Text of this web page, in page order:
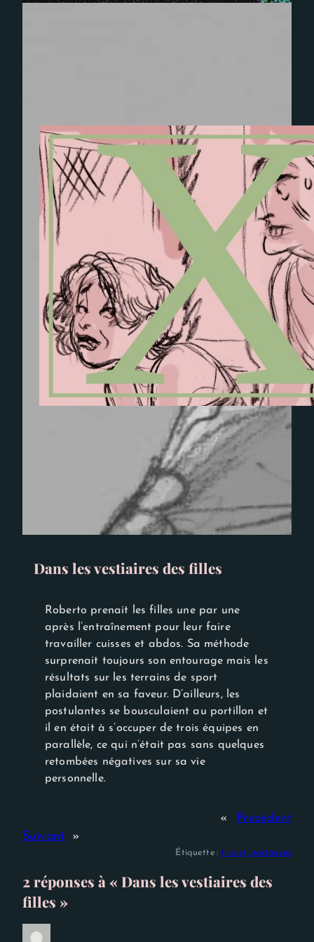
Dans les vestiaires des filles
Roberto prenait les filles une par une
après l’entraînement pour leur faire
travailler cuisses et abdos. Sa méthode
surprenait toujours son entourage mais les
résultats sur les terrains de sport
plaidaient en sa faveur. D’ailleurs, les
postulantes se bousculaient au portillon et
il en était à s’occuper de trois équipes en
parallèle, ce qui n’était pas sans quelques
retombées négatives sur sa vie
personnelle.
«
Précédent
Suivant
»
Étiquette :trio et partouzes
2 réponses à « Dans les vestiaires des
filles »
Experience
certaines
fonctionnalités
disparaîtront
du site Web.